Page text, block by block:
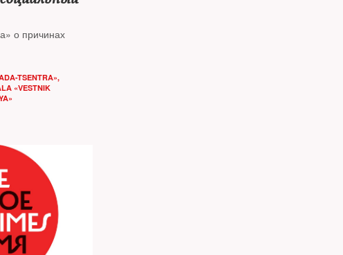
о причинах
TSENTRA»,
«VESTNIK